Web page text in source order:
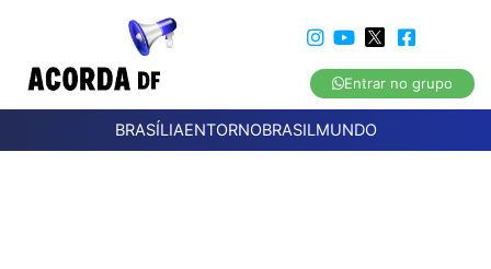
Entrar no grupo
BRASÍLIAENTORNOBRASILMUNDO